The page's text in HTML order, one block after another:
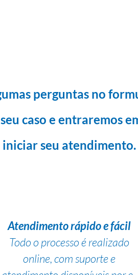
perguntas no
caso e entraremos
iniciar seu atendimento.
Atendimento rápido e fácil
Todo o processo é realizado
online, com suporte e